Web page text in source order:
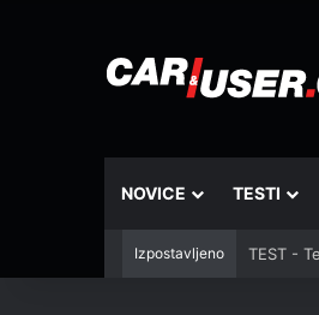
NOVICE TESTI
Izpostavljeno TEST -